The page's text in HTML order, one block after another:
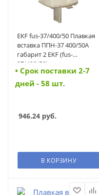
EKF fus-37/400/50 Плавкая
вставка ППН-37 400/50А
габарит 2 EKF (fus-
37/400/50)
• Cрок поставки 2-7
дней - 58 шт.
946.24 руб.
В КОРЗИНУ